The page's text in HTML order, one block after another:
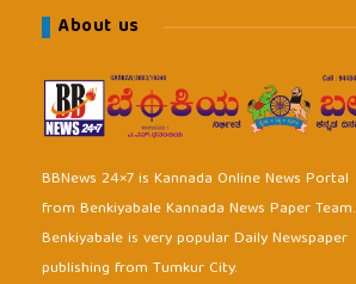
About us
BBNews 24×7 is Kannada Online News Portal
from Benkiyabale Kannada News Paper Team.
Benkiyabale is very popular Daily Newspaper
publishing from Tumkur City.